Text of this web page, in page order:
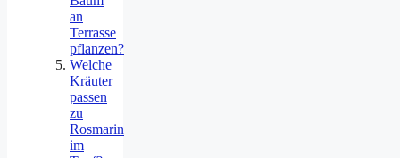
an
Terrasse
pflanzen?
Welche
Kräuter
passen
zu
Rosmarin
im